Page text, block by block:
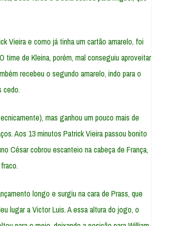
Vieira e como já tinha um cartão amarelo, foi
time de Kleina, porém, mal conseguiu aproveitar
recebeu o segundo amarelo, indo para o
cedo.
mas ganhou um pouco mais de
Aos 13 minutos Patrick Vieira passou bonito
César cobrou escanteio na cabeça de França,
longo e surgiu na cara de Prass, que
lugar a Victor Luis. A essa altura do jogo, o